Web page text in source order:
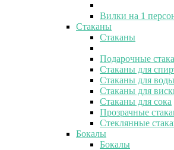
Вилки на 1
Стаканы
Стаканы
Подарочные
Стаканы для
Стаканы для воды
Стаканы для
Стаканы для сока
Прозрачные
Стеклянные
Бокалы
Бокалы